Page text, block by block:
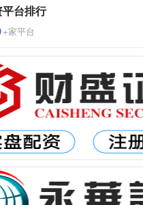
台排行
+家平台